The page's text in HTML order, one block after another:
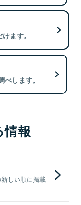
ます。
します。
情報
しい順に掲載